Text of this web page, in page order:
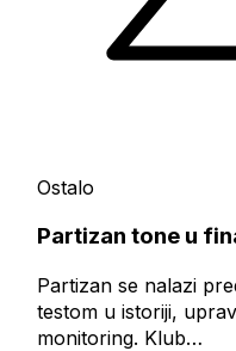
Ostalo
Partizan tone u
Partizan se nalazi
testom u istoriji,
monitoring. Klub…